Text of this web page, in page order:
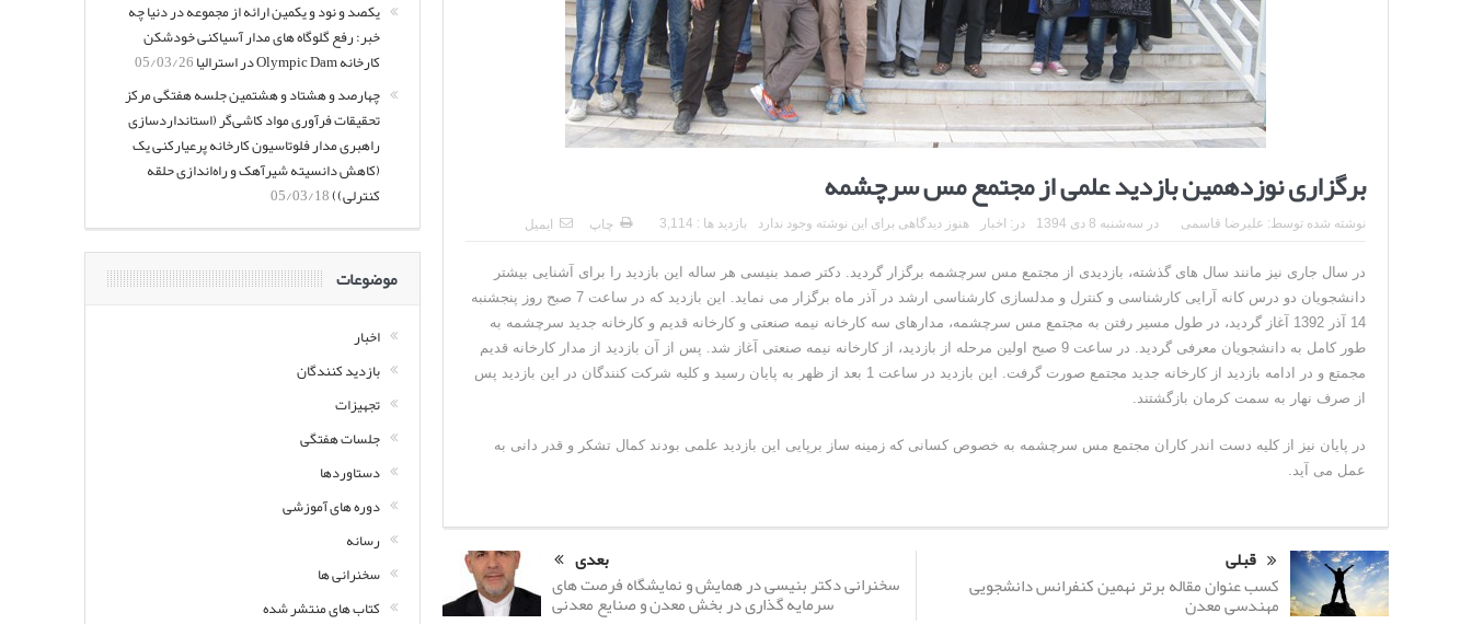
برگزاری نوزدهمین بازدید علمی از مجتمع مس سرچشمه
نوشته شده توسط: علیرضا قاسمی در سه‌شنبه 8 دی 1394 در: اخبار هنوز دیدگاهی برای این نوشته وجود ندارد بازدید ها : 3,114 چاپ ایمیل
در سال جاری نیز مانند سال های گذشته، بازدیدی از مجتمع مس سرچشمه برگزار گردید. دکتر صمد بنیسی هر ساله این بازدید را برای آشنایی بیشتر
دانشجویان دو درس کانه آرایی کارشناسی و کنترل و مدلسازی کارشناسی ارشد در آذر ماه برگزار می نماید. این بازدید که در ساعت 7 صبح روز پنجشنبه
14 آذر 1392 آغاز گردید، در طول مسیر رفتن به مجتمع مس سرچشمه، مدارهای سه کارخانه نیمه صنعتی و کارخانه قدیم و کارخانه جدید سرچشمه به
طور کامل به دانشجویان معرفی گردید. در ساعت 9 صبح اولین مرحله از بازدید، از کارخانه نیمه صنعتی آغاز شد. پس از آن بازدید از مدار کارخانه قدیم
مجمتع و در ادامه بازدید از کارخانه جدید مجتمع صورت گرفت. این بازدید در ساعت 1 بعد از ظهر به پایان رسید و کلیه شرکت کنندگان در این بازدید پس
از صرف نهار به سمت کرمان بازگشتند.
در پایان نیز از کلیه دست اندر کاران مجتمع مس سرچشمه به خصوص کسانی که زمینه ساز برپایی این بازدید علمی بودند کمال تشکر و قدر دانی به
عمل می آید.
قبلی
کسب عنوان مقاله برتر نهمین کنفرانس دانشجویی
مهندسی معدن
بعدی
سخنرانی دکتر بنیسی در همایش و نمایشگاه فرصت های
سرمایه گذاری در بخش معدن و صنایع معدنی
یکصد و نود و یکمین ارائه از مجموعه در دنیا چه
خبر: رفع گلوگاه های مدار آسیاکنی خودشکن
کارخانه Olympic Dam در استرالیا
05/03/26
چهارصد و هشتاد و هشتمین جلسه هفتگی مرکز
تحقیقات فرآوری مواد کاشی‌گر (استانداردسازی
راهبری مدار فلوتاسیون کارخانه پرعیارکنی یک
(کاهش دانسیته شیرآهک و راه‌اندازی حلقه
کنترلی))05/03/18
موضوعات
اخبار
بازدید کنندگان
تجهیزات
جلسات هفتگی
دستاوردها
دوره های آموزشی
رسانه
سخنرانی ها
کتاب های منتشر شده